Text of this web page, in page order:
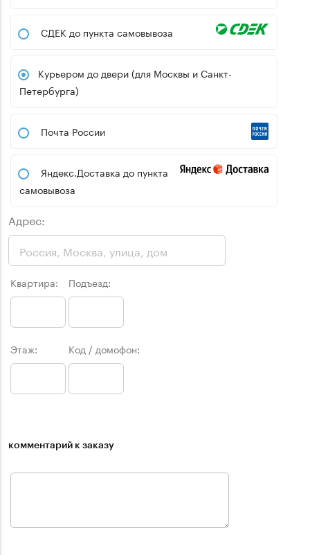
СДЕК до пункта самовывоза
Курьером до двери (для Москвы и Санкт-
Петербурга)
Почта России
Яндекс.Доставка до пункта
самовывоза
Адрес:
Квартира: Подъезд:
Этаж: Код / домофон:
комментарий к заказу